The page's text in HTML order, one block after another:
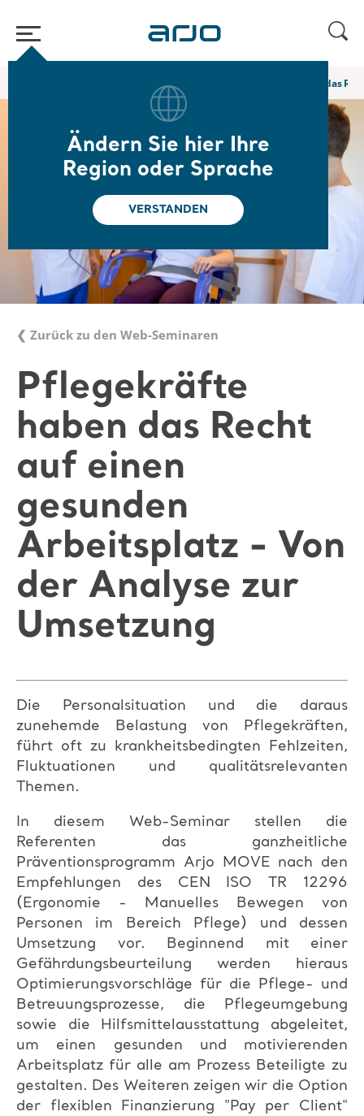
Ändern Sie hier Ihre
Region oder Sprache
VERSTANDEN
Web-Seminare und E-Learning Pflegekräfte haben das
❮ Zurück zu den Web-Seminaren
Pflegekräfte
haben das Recht
auf einen
gesunden
Arbeitsplatz - Von
der Analyse zur
Umsetzung
Die Personalsituation und die daraus
zunehemde Belastung von Pflegekräften,
führt oft zu krankheitsbedingten Fehlzeiten,
Fluktuationen und qualitätsrelevanten
Themen.
In diesem Web-Seminar stellen die
Referenten das ganzheitliche
Präventionsprogramm Arjo MOVE nach den
Empfehlungen des CEN ISO TR 12296
(Ergonomie - Manuelles Bewegen von
Personen im Bereich Pflege) und dessen
Umsetzung vor. Beginnend mit einer
Gefährdungsbeurteilung werden hieraus
Optimierungsvorschläge für die Pflege- und
Betreuungsprozesse, die Pflegeumgebung
sowie die Hilfsmittelausstattung abgeleitet,
um einen gesunden und motivierenden
Arbeitsplatz für alle am Prozess Beteiligte zu
gestalten. Des Weiteren zeigen wir die Option
der flexiblen Finanzierung "Pay per Client"